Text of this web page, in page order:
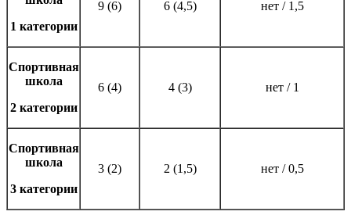
1 категории
9 (6) 6 (4,5) нет / 1,5
Спортивная
школа
2 категории
6 (4) 4 (3) нет / 1
Спортивная
школа
3 категории
3 (2) 2 (1,5) нет / 0,5